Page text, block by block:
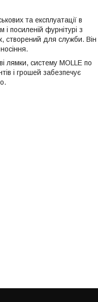
та експлуатації в
і посиленій фурнітурі з
створений для служби. Він
лямки, систему MOLLE по
і грошей забезпечує